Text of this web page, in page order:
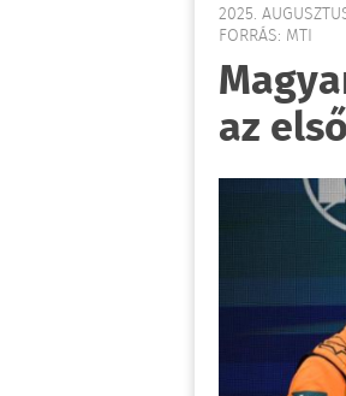
2025.
FORRÁS: MTI
az